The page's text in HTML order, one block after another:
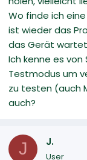
Wo finde ich
ist wieder das
das Gerät wartet
Ich kenne es
Testmodus um
zu testen (auch
auch?
J J.
User